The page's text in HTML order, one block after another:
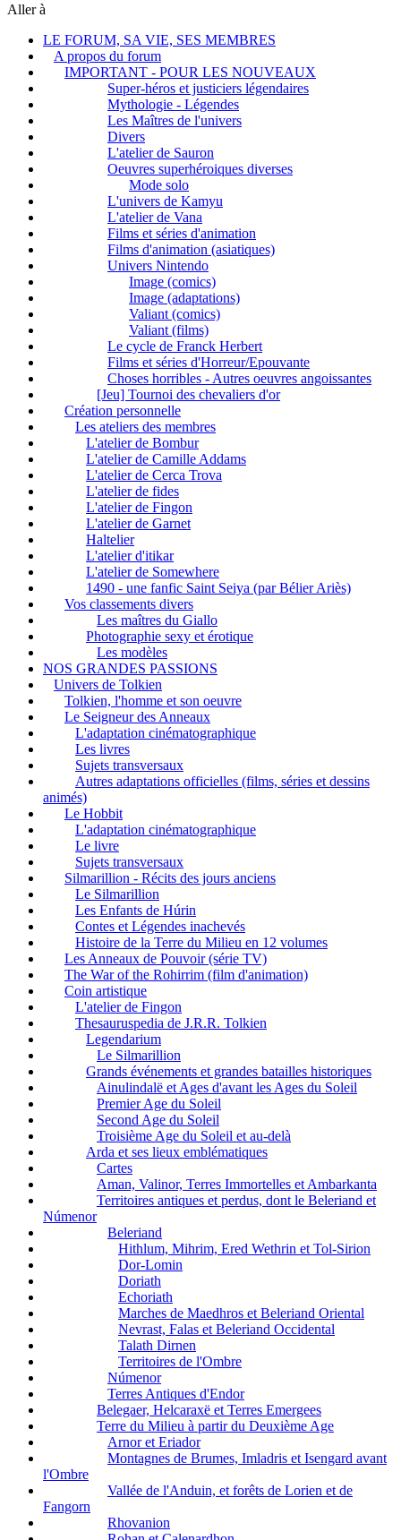
Aller à
LE FORUM, SA VIE, SES MEMBRES
A propos du forum
IMPORTANT - POUR LES NOUVEAUX
Super-héros et justiciers légendaires
Mythologie - Légendes
Les Maîtres de l'univers
Divers
L'atelier de Sauron
Oeuvres superhéroiques diverses
Mode solo
L'univers de Kamyu
L'atelier de Vana
Films et séries d'animation
Films d'animation (asiatiques)
Univers Nintendo
Image (comics)
Image (adaptations)
Valiant (comics)
Valiant (films)
Le cycle de Franck Herbert
Films et séries d'Horreur/Epouvante
Choses horribles - Autres oeuvres angoissantes
[Jeu] Tournoi des chevaliers d'or
Création personnelle
Les ateliers des membres
L'atelier de Bombur
L'atelier de Camille Addams
L'atelier de Cerca Trova
L'atelier de fides
L'atelier de Fingon
L'atelier de Garnet
Haltelier
L'atelier d'itikar
L'atelier de Somewhere
1490 - une fanfic Saint Seiya (par Bélier Ariès)
Vos classements divers
Les maîtres du Giallo
Photographie sexy et érotique
Les modèles
NOS GRANDES PASSIONS
Univers de Tolkien
Tolkien, l'homme et son oeuvre
Le Seigneur des Anneaux
L'adaptation cinématographique
Les livres
Sujets transversaux
Autres adaptations officielles (films, séries et dessins
animés)
Le Hobbit
L'adaptation cinématographique
Le livre
Sujets transversaux
Silmarillion - Récits des jours anciens
Le Silmarillion
Les Enfants de Húrin
Contes et Légendes inachevés
Histoire de la Terre du Milieu en 12 volumes
Les Anneaux de Pouvoir (série TV)
The War of the Rohirrim (film d'animation)
Coin artistique
L'atelier de Fingon
Thesauruspedia de J.R.R. Tolkien
Legendarium
Le Silmarillion
Grands événements et grandes batailles historiques
Ainulindalë et Ages d'avant les Ages du Soleil
Premier Age du Soleil
Second Age du Soleil
Troisième Age du Soleil et au-delà
Arda et ses lieux emblématiques
Cartes
Aman, Valinor, Terres Immortelles et Ambarkanta
Territoires antiques et perdus, dont le Beleriand et
Númenor
Beleriand
Hithlum, Mihrim, Ered Wethrin et Tol-Sirion
Dor-Lomin
Doriath
Echoriath
Marches de Maedhros et Beleriand Oriental
Nevrast, Falas et Beleriand Occidental
Talath Dirnen
Territoires de l'Ombre
Númenor
Terres Antiques d'Endor
Belegaer, Helcaraxë et Terres Emergees
Terre du Milieu à partir du Deuxième Age
Arnor et Eriador
Montagnes de Brumes, Imladris et Isengard avant
l'Ombre
Vallée de l'Anduin, et forêts de Lorien et de
Fangorn
Rhovanion